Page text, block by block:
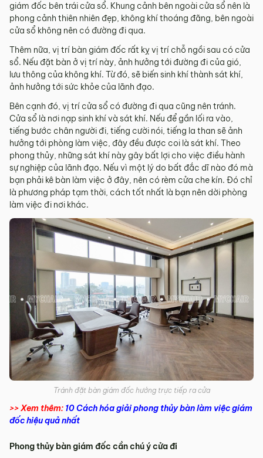
giám đốc bên trái cửa sổ. Khung cảnh bên ngoài cửa sổ nên là
phong cảnh thiên nhiên đẹp, không khí thoáng đãng, bên ngoài
cửa sổ không nên có đường đi qua.
Thêm nữa, vị trí bàn giám đốc rất kỵ vị trí chỗ ngồi sau có cửa
sổ. Nếu đặt bàn ở vị trí này, ảnh hưởng tới đường đi của gió,
lưu thông của không khí. Từ đó, sẽ biến sinh khí thành sát khí,
ảnh hưởng tới sức khỏe của lãnh đạo.
Bên cạnh đó, vị trí cửa sổ có đường đi qua cũng nên tránh.
Cửa sổ là nơi nạp sinh khí và sát khí. Nếu để gần lối ra vào,
tiếng bước chân người đi, tiếng cười nói, tiếng la than sẽ ảnh
hưởng tới phòng làm việc, đây đều được coi là sát khí. Theo
phong thủy, những sát khí này gây bất lợi cho việc điều hành
sự nghiệp của lãnh đạo. Nếu vì một lý do bất đắc dĩ nào đó mà
bạn phải kê bàn làm việc ở đây, nên có rèm cửa che kín. Đó chỉ
là phương pháp tạm thời, cách tốt nhất là bạn nên dời phòng
làm việc đi nơi khác.
Tránh đặt bàn giám đốc hướng trực tiếp ra cửa
>> Xem thêm: 10 Cách hóa giải phong thủy bàn làm việc giám
đốc hiệu quả nhất
Phong thủy bàn giám đốc cần chú ý cửa đi